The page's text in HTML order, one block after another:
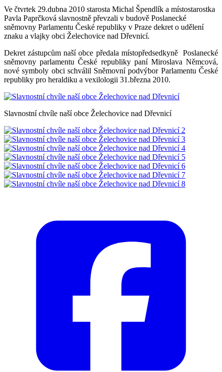
Ve čtvrtek 29.dubna 2010 starosta Michal Špendlík a místostarostka
Pavla Paprčková slavnostně převzali v budově Poslanecké
sněmovny Parlamentu České republiky v Praze dekret o udělení
znaku a vlajky obci Želechovice nad Dřevnicí.
Dekret zástupcům naší obce předala místopředsedkyně Poslanecké
sněmovny parlamentu České republiky paní Miroslava Němcová,
nové symboly obci schválil Sněmovní podvýbor Parlamentu České
republiky pro heraldiku a vexilologii 31.března 2010.
Slavnostní chvíle naší obce Želechovice nad Dřevnicí